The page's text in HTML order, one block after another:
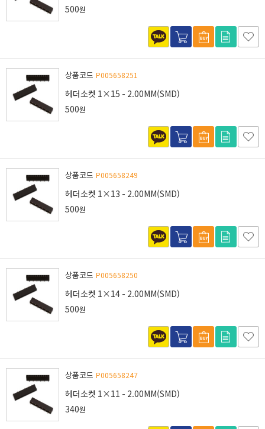
500원
상품코드 P005658251
헤더소켓 1×15 - 2.00MM(SMD)
500원
상품코드 P005658249
헤더소켓 1×13 - 2.00MM(SMD)
500원
상품코드 P005658250
헤더소켓 1×14 - 2.00MM(SMD)
500원
상품코드 P005658247
헤더소켓 1×11 - 2.00MM(SMD)
340원